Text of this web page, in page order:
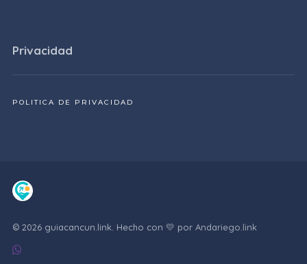
Privacidad
POLITICA DE PRIVACIDAD
© 2026 guiacancun.link. Hecho con 💛 por Andariego.link